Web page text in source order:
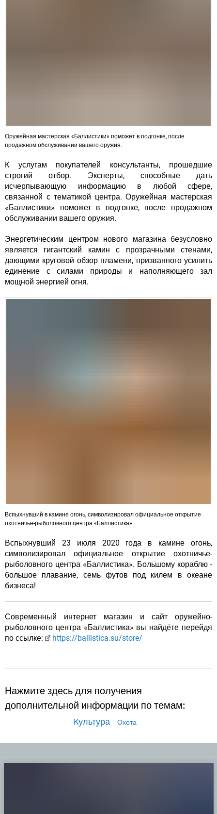
Оружейная мастерская «Баллистики» поможет в подгонке, после
продажном обслуживании вашего оружия.
К услугам покупателей консультанты, прошедшие
строгий отбор. Эксперты, способные дать
исчерпывающую информацию в любой сфере,
связанной с тематикой центра. Оружейная мастерская
«Баллистики» поможет в подгонке, после продажном
обслуживании вашего оружия.
Энергетическим центром нового магазина безусловно
является гигантский камин с прозрачными стенами,
дающими круговой обзор пламени, призванного усилить
единение с силами природы и наполняющего зал
мощной энергией огня.
Вспыхнувший в камине огонь, символизировал официальное открытие
охотничье-рыболовного центра «Баллистика».
Вспыхнувший 23 июля 2020 года в камине огонь,
символизировал официальное открытие охотничье-
рыболовного центра «Баллистика». Большому кораблю -
большое плавание, семь футов под килем в океане
бизнеса!
Современный интернет магазин и сайт оружейно-
рыболовного центра «Баллистика» вы найдёте перейдя
по ссылке:
https://ballistica.su/store/
Нажмите здесь для получения
дополнительной информации по темам:
Культура Охота